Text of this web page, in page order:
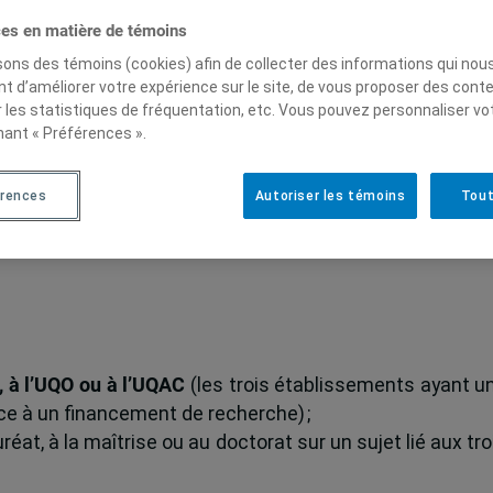
ou le développement international, et
émergentes et courants critiques ,
crises et aux catastrophes, Gestion des risques et de
d’appuyer les travaux étudiants, la réalisation
à un colloque.
l’UQO ou à l’UQAC (les trois établissements ayant
à un financement de recherche) ;
à la maîtrise ou au doctorat sur un sujet lié aux
en matière de témoins
des témoins (cookies) afin de collecter des informations qui
d’améliorer votre expérience sur le site, de vous proposer des
les statistiques de fréquentation, etc. Vous pouvez personnaliser
« Préférences ».
Autoriser les témoins